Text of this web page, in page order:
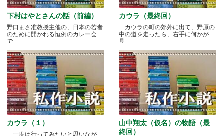
下村はやとさんの話（前編）
野口まさ准教授主催の、日本の若者
のために開かれる恒例のカレー会
で.....
カウラ（最終回）
カウラの町の郊外に出て、野原の
中の道を走ったら、右手に何かが
見.....
カウラ（１）
一度は行ってみたいと思いなが
山中翔太（仮名）の物語（最
終回）